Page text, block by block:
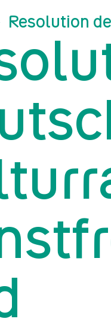
Resolution